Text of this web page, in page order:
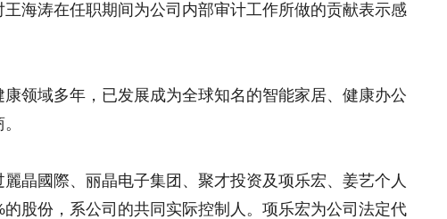
海涛在任职期间为公司内部审计工作所做的贡献表示感
领域多年，已发展成为全球知名的智能家居、健康办公
晶國際、丽晶电子集团、聚才投资及项乐宏、姜艺个人
股份，系公司的共同实际控制人。项乐宏为公司法定代